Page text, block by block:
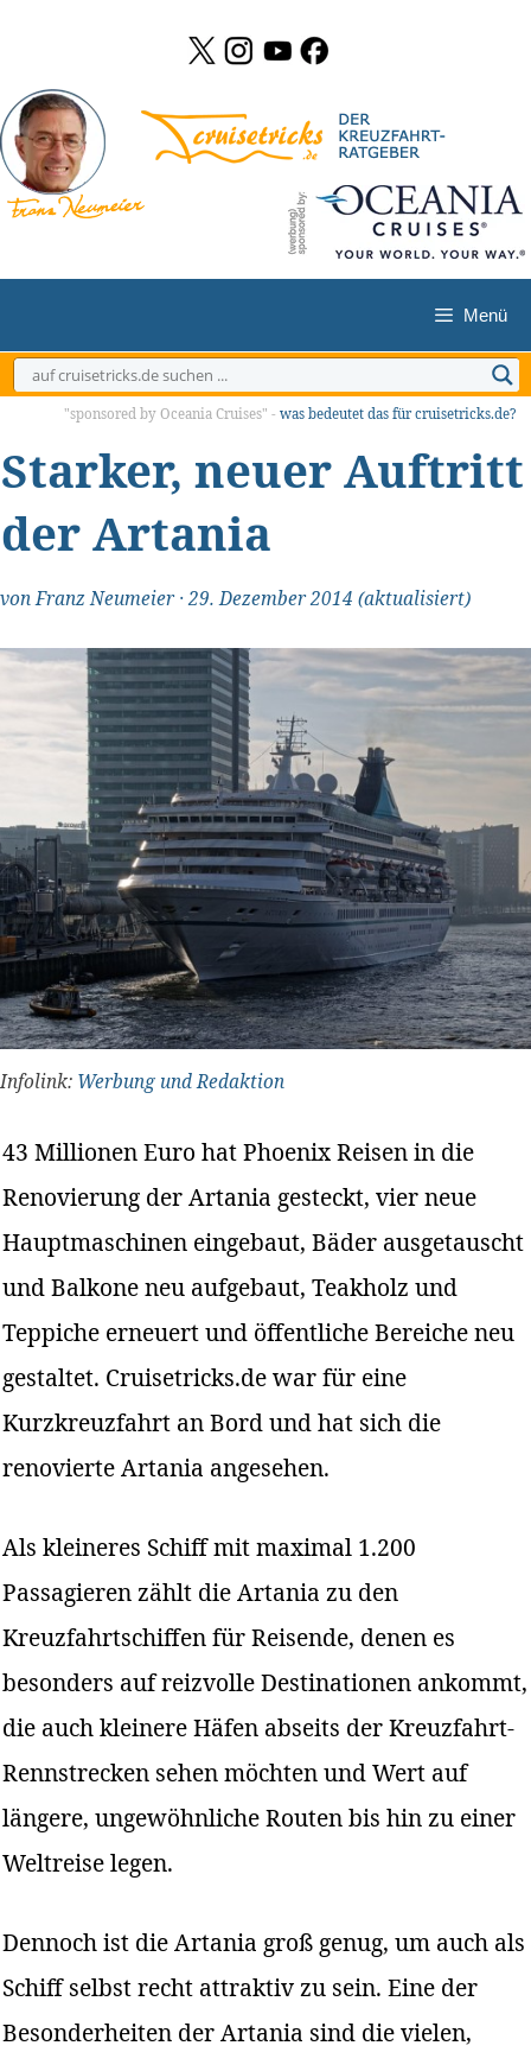
springen
Menü
"sponsored by Oceania Cruises" - was bedeutet das für cruisetricks.de?
Starker, neuer Auftritt
der Artania
vonFranz Neumeier·29. Dezember 2014 (aktualisiert)
Infolink: Werbung und Redaktion
43 Millionen Euro hat Phoenix Reisen in die
Renovierung der Artania gesteckt, vier neue
Hauptmaschinen eingebaut, Bäder ausgetauscht
und Balkone neu aufgebaut, Teakholz und
Teppiche erneuert und öffentliche Bereiche neu
gestaltet. Cruisetricks.de war für eine
Kurzkreuzfahrt an Bord und hat sich die
renovierte Artania angesehen.
Als kleineres Schiff mit maximal 1.200
Passagieren zählt die Artania zu den
Kreuzfahrtschiffen für Reisende, denen es
besonders auf reizvolle Destinationen ankommt,
die auch kleinere Häfen abseits der Kreuzfahrt-
Rennstrecken sehen möchten und Wert auf
längere, ungewöhnliche Routen bis hin zu einer
Weltreise legen.
Dennoch ist die Artania groß genug, um auch als
Schiff selbst recht attraktiv zu sein. Eine der
Besonderheiten der Artania sind die vielen,
"Transparent und ehrlich"